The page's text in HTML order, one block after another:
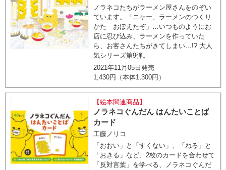
ノラネコたちがラーメン屋さんをのぞい
ています。「ニャー、ラーメンのつくり
かた おぼえたぞ」…いつものようにお
店に忍び込み、ラーメンを作っていた
ら、お客さんたちがきてしまい…!? 大人
気シリーズ第9弾。
2021年11月05日発売
1,430円（本体1,300円）
【絵本関連商品】
ノラネコぐんだん はんたいことば
カード
工藤ノリコ
「おおい」と「すくない」、「ねる」と
「おきる」など、2枚のカードを合わせて
「反対言葉」を学べる、ノラネコぐんだ